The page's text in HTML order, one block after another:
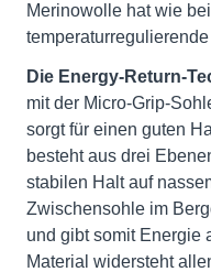
Merinowolle hat wie
Die Energy-Return-
mit der Micro-Grip-
sorgt für einen guten
besteht aus drei
stabilen Halt auf
Zwischensohle im
und gibt somit Energie
Material widersteht